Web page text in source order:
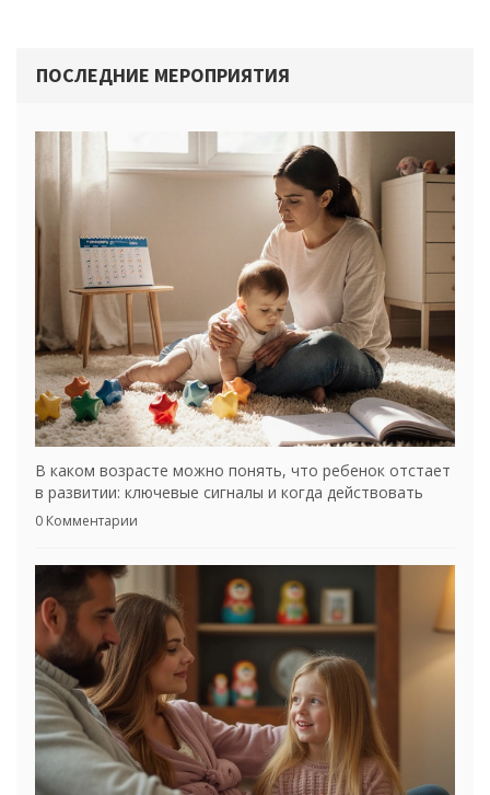
ПОСЛЕДНИЕ МЕРОПРИЯТИЯ
В каком возрасте можно понять, что ребенок отстает
в развитии: ключевые сигналы и когда действовать
0 Комментарии